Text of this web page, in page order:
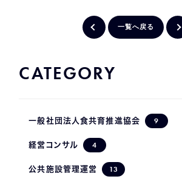
一覧へ戻る
CATEGORY
一般社団法人食共育推進協会 9
経営コンサル 4
公共施設管理運営 13